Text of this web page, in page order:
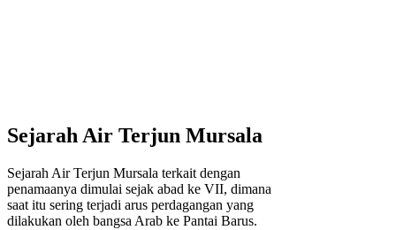
Sejarah Air Terjun Mursala
Sejarah Air Terjun Mursala terkait dengan
penamaanya dimulai sejak abad ke VII, dimana
saat itu sering terjadi arus perdagangan yang
dilakukan oleh bangsa Arab ke Pantai Barus.